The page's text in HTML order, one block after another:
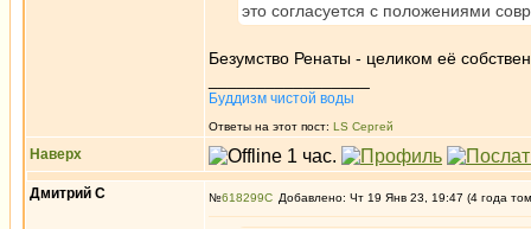
это согласуется с положениями
Безумство Ренаты - целиком её
Буддизм чистой воды
Ответы на этот пост: LS Сергей
Наверх
Дмитрий С №618299 Добавлено: Чт 19 Янв 23, 19:47 (4 года